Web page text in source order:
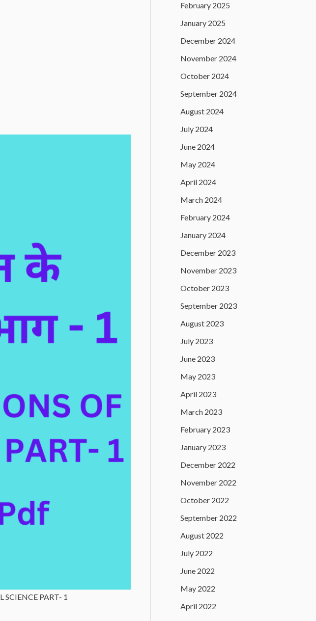
SCIENCE PART- 1
February 2025
January 2025
December 2024
November 2024
October 2024
September 2024
August 2024
July 2024
June 2024
May 2024
April 2024
March 2024
February 2024
January 2024
December 2023
November 2023
October 2023
September 2023
August 2023
July 2023
June 2023
May 2023
April 2023
March 2023
February 2023
January 2023
December 2022
November 2022
October 2022
September 2022
August 2022
July 2022
June 2022
May 2022
April 2022